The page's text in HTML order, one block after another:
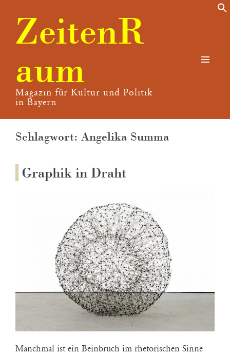
Inhalt
springenZeitenR
aum
Magazin für Kultur und Politik
in Bayern
Schlagwort: Angelika Summa
Graphik in Draht
Manchmal ist ein Beinbruch im rhetorischen Sinne